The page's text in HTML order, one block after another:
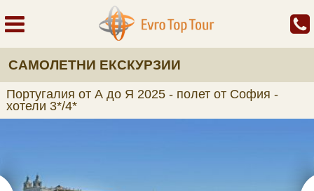
САМОЛЕТНИ ЕКСКУРЗИИ
Португалия от А до Я 2025 - полет от София -
хотели 3*/4*